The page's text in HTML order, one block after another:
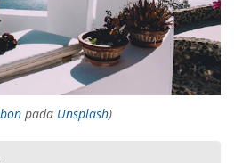
pada Unsplash)